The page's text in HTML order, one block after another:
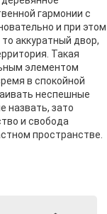
гармонии с
и при этом
аккуратный двор,
Такая
элементом
в спокойной
неспешные
назвать, зато
и свобода
пространстве.